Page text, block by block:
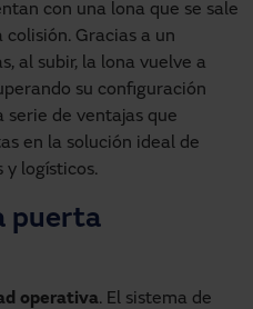
con una lona que se sale
colisión. Gracias a un
al subir, la lona vuelve a
su configuración
serie de ventajas que
en la solución ideal de
y logísticos.
puerta
operativa. El sistema de